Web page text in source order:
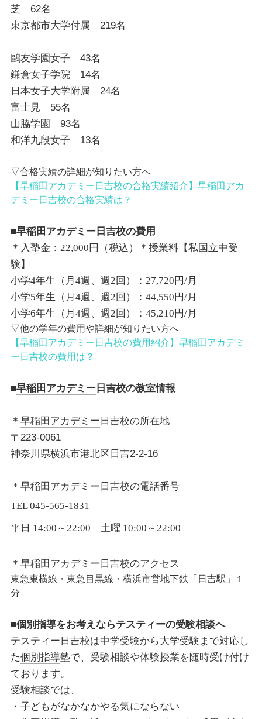
芝 62名
東京都市大学付属 219名
鷗友学園女子 43名
鎌倉女子学院 14名
日本女子大学附属 24名
富士見 55名
山脇学園 93名
和洋九段女子 13名
▽合格実績の詳細が知りたい方へ
【早稲田アカデミー日吉校の合格実績紹介】早稲田アカ
デミー日吉校の合格実績は？
■早稲田アカデミー日吉校の費用
＊入塾金： 22,000 円（税込）
＊授業料【私国立中受
験】
小学4年生（月 4週、週 2回）： 27,720 円/月
小学5年生（月 4週、週 2回）： 44,550 円/月
小学6年生（月 4週、週 2回）： 45,210 円/月
▽他の学年の費用や詳細が知りたい方へ
【早稲田アカデミー日吉校の費用紹介】早稲田アカデミ
ー日吉校の費用は？
■早稲田アカデミー日吉校の教室情報
＊ 早稲田アカデミー 日吉校の所在地
〒223-0061
神奈川県横浜市港北区日吉2-2-16
＊ 早稲田アカデミー 日吉校の電話番号
TEL 045-565‐1831
平日 14:00 ～ 22:00 土曜 10:00 ～ 22:00
＊ 早稲田アカデミー 日吉校のアクセス
東急東横線・東急目黒線・横浜市営地下鉄「日吉駅」１
分
■個別指導をお考えならテスティーの受験相談へ
テスティー日吉校は中学受験から大学受験まで対応し
た個別指導塾で、受験相談や体験授業を随時受け付け
ております。
受験相談では、
・子どもがなかなかやる気にならない